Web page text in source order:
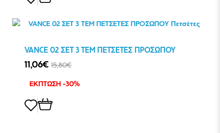
VANCE 02 ΣΕΤ 3 ΤΕΜ ΠΕΤΣΕΤΕΣ ΠΡΟΣΩΠΟΥ
11,06€ 15,80€
ΕΚΠΤΩΣΗ -30%